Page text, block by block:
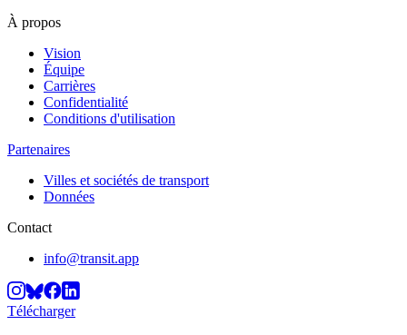
À propos
Vision
Équipe
Carrières
Confidentialité
Conditions d'utilisation
Partenaires
Villes et sociétés de transport
Données
Contact
info@transit.app
Télécharger